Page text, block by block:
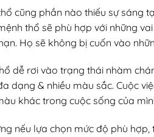
cũng phần nào thiếu sự sáng
thổ sẽ phù hợp với những
Họ sẽ không bị cuốn vào
dễ rơi vào trạng thái nhàm
dạng & nhiều màu sắc. Cuộc
khác trong cuộc sống của
nếu lựa chọn mức độ phù